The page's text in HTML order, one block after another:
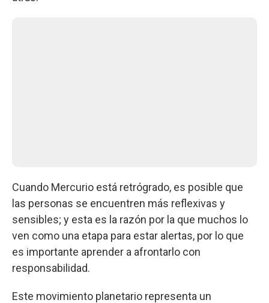
Cuando Mercurio está retrógrado, es posible que
las personas se encuentren más reflexivas y
sensibles; y esta es la razón por la que muchos lo
ven como una etapa para estar alertas, por lo que
es importante aprender a afrontarlo con
responsabilidad.
Este movimiento planetario representa un